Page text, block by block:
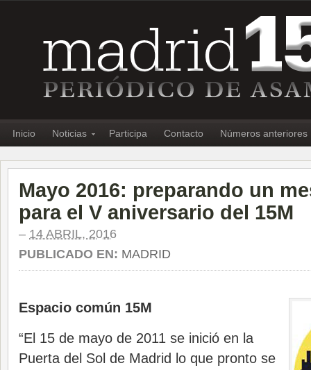
Inicio Noticias Participa Contacto Números anteriores
Mayo 2016: preparando un
para el V aniversario del 15M
– 14 ABRIL, 2016
PUBLICADO EN: MADRID
Espacio común 15M
“El 15 de mayo de 2011 se inició en la
Puerta del Sol de Madrid lo que pronto se